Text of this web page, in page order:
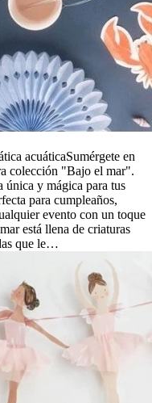
acuáticaSumérgete en
colección "Bajo el mar".
única y mágica para tus
para cumpleaños,
evento con un toque
está llena de criaturas
que le…